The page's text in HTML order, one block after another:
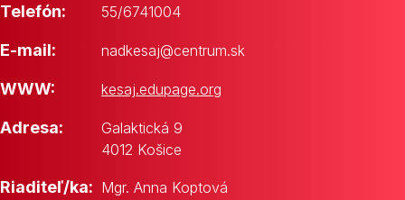
Telefón: 55/6741004
E-mail: nadkesaj@centrum.sk
WWW: kesaj.edupage.org
Adresa:
Galaktická 9
4012 Košice
Riaditeľ/ka: Mgr. Anna Koptová